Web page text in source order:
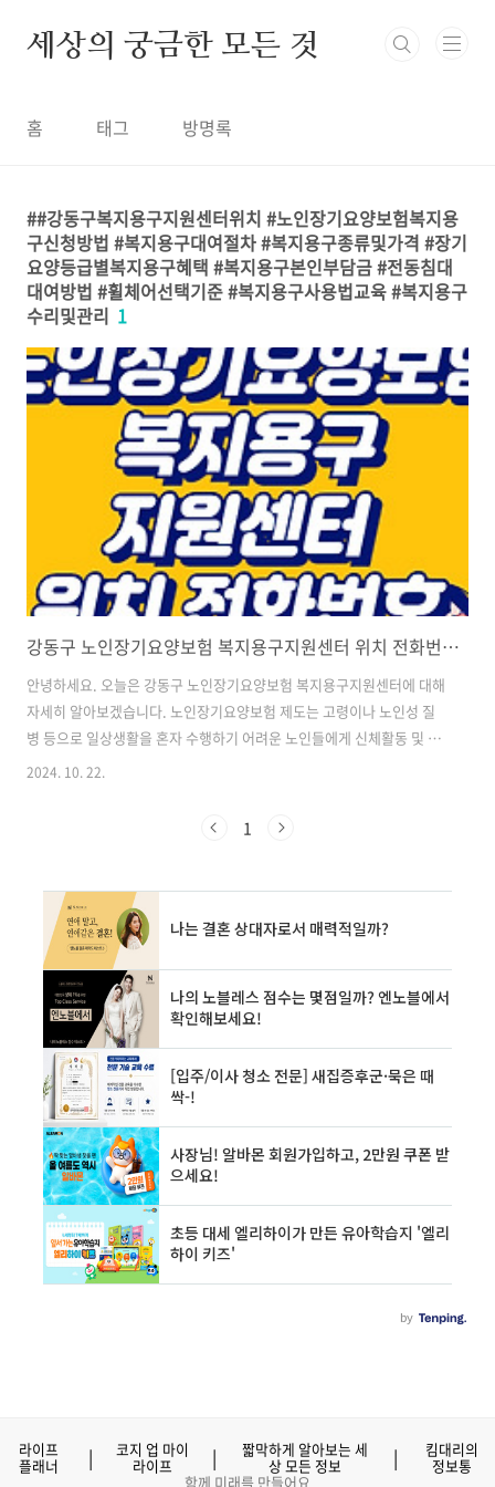
세상의 궁금한 모든 것
홈 태그 방명록
#강동구복지용구지원센터위치 #노인장기요양보험복지용
구신청방법 #복지용구대여절차 #복지용구종류및가격 #장기
요양등급별복지용구혜택 #복지용구본인부담금 #전동침대
대여방법 #휠체어선택기준 #복지용구사용법교육 #복지용구
수리및관리 1
강동구 노인장기요양보험 복지용구지원센터 위치 전화번호 홈페이지 바로가기
안녕하세요. 오늘은 강동구 노인장기요양보험 복지용구지원센터에 대해
자세히 알아보겠습니다. 노인장기요양보험 제도는 고령이나 노인성 질
병 등으로 일상생활을 혼자 수행하기 어려운 노인들에게 신체활동 및 가
사지원 등의 서비스를 제공하는 사회보험제도입니다. 이 중 복지용구는
구에서는 이러한 복지용구를 효율적으로 지원하기 위해 복지용구지원센
법 비용 ▶ 노인장기요양보험 65세 미만 신청방법 ▶ 노인장기요양보험
의사소견서 서식 강동구 노인장기요양보험 복지용구지원센터 소개 강
동구 노인장기요양보험 복지용구지원..
2024. 10. 22.
1
라이프
플래너 | 코지 업 마이
라이프 | 짧막하게 알아보는 세
상 모든 정보 | 킴대리의
정보통
함께 미래를 만들어요